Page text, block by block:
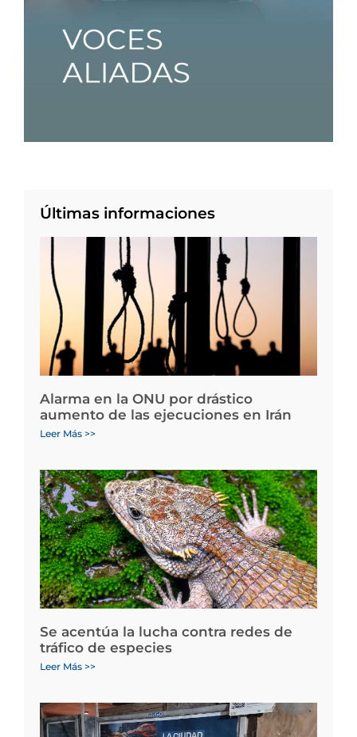
Últimas informaciones
Alarma en la ONU por drástico
aumento de las ejecuciones en Irán
Leer Más >>
Se acentúa la lucha contra redes de
tráfico de especies
Leer Más >>